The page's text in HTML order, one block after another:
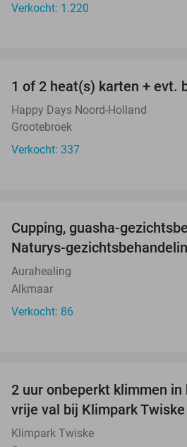
Verkocht: 1.220
1 of 2 heat(s) karten + evt.
Happy Days Noord-Holland
Grootebroek
Verkocht: 337
Cupping, guasha-
Naturys-
Aurahealing
Alkmaar
Verkocht: 86
2 uur onbeperkt klimmen
vrije val bij Klimpark Twiske
Klimpark Twiske